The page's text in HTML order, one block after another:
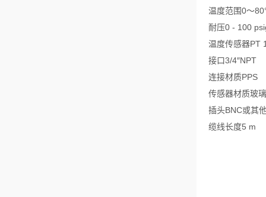
温度范围0～
耐压0 - 100
温度传感器PT
接口3/4″NPT
连接材质PPS
传感器材质玻璃
插头BNC或其
缆线长度5 m